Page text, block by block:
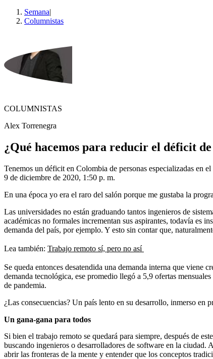
Semana|
Columnistas
COLUMNISTAS
Alex Torrenegra
¿Qué hacemos para reducir el déficit
Tenemos un déficit en Colombia de personas especializadas en
9 de diciembre de 2020, 1:50 p. m.
En una época yo era el raro del salón porque me gustaba la
Las universidades no están graduando tantos ingenieros de
académicas no formales incrementan sus aspirantes, todavía es
demanda del país, por ejemplo. Y esto sin contar que,
Lea también: Trabajo remoto sí, pero no así
Se queda entonces desatendida una demanda interna que viene
demanda tecnológica, ese promedio llegó a 5,9 ofertas
de pandemia.
¿Las consecuencias? Un país lento en su desarrollo, inmerso en
Un gana-gana para todos
Si bien el trabajo remoto se quedará para siempre, después de
buscando ingenieros o desarrolladores de software en la ciudad.
abrir las fronteras de la mente y entender que los conceptos